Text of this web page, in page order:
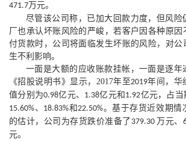
471.7万元。
尽管该公司称，已加大回款力度，但风险
厂也承认坏账风险的严峻，若客户因各种原因
付货款时，公司将面临发生坏账的风险，对公
生不利影响。
一面是大额的应收账款挂帐，一面是逐年
《招股说明书》显示， 2017年至2019年间，华
值分别为0.98亿元、 1.38亿元和 1.92亿元，占当
15.60%、 18.83%和22.50%。基于存货近效期情
的估计，公司为存货跌价准备了 379.30 万元、
元。